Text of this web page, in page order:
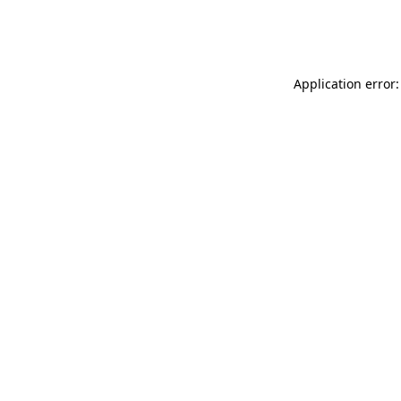
Application